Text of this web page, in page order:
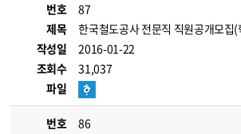
번호
87
제목
한국철도공사 전문직 직원공개모집
작성일
2016-01-22
조회수
31,037
파일
번호
86